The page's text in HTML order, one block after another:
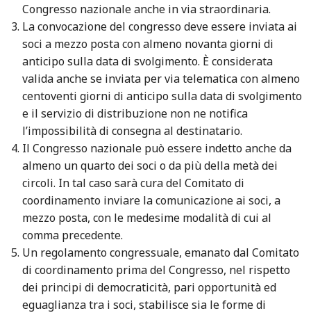
Congresso nazionale anche in via straordinaria.
La convocazione del congresso deve essere inviata ai
soci a mezzo posta con almeno novanta giorni di
anticipo sulla data di svolgimento. È considerata
valida anche se inviata per via telematica con almeno
centoventi giorni di anticipo sulla data di svolgimento
e il servizio di distribuzione non ne notifica
l’impossibilità di consegna al destinatario.
Il Congresso nazionale può essere indetto anche da
almeno un quarto dei soci o da più della metà dei
circoli. In tal caso sarà cura del Comitato di
coordinamento inviare la comunicazione ai soci, a
mezzo posta, con le medesime modalità di cui al
comma precedente.
Un regolamento congressuale, emanato dal Comitato
di coordinamento prima del Congresso, nel rispetto
dei principi di democraticità, pari opportunità ed
eguaglianza tra i soci, stabilisce sia le forme di